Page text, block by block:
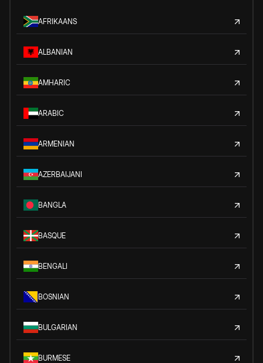
AFRIKAANS
ALBANIAN
AMHARIC
ARABIC
ARMENIAN
AZERBAIJANI
BANGLA
BASQUE
BENGALI
BOSNIAN
BULGARIAN
BURMESE